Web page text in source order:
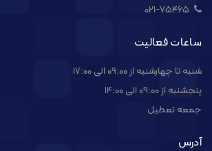
021-۷۵۴۶۵
ساعات فعالیت
شنبه تا چهارشنبه از 09:00 الی 17:00
پنجشنبه از 09:00 الی 14:00
جمعه تعطیل
آدرس